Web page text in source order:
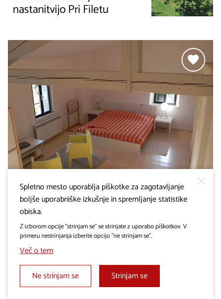
nastanitvijo Pri Filetu
TURISTIČNE SOBE IN APARTMAJI
Pepini apartmaji
Spletno mesto uporablja piškotke za zagotavljanje
boljše uporabniške izkušnje in spremljanje statistike
obiska.
Z izborom opcije "strinjam se" se strinjate z uporabo piškotkov. V
primeru nestrinjanja izberite opcijo "ne strinjam se".
Več o tem
Ne strinjam se
Strinjam se